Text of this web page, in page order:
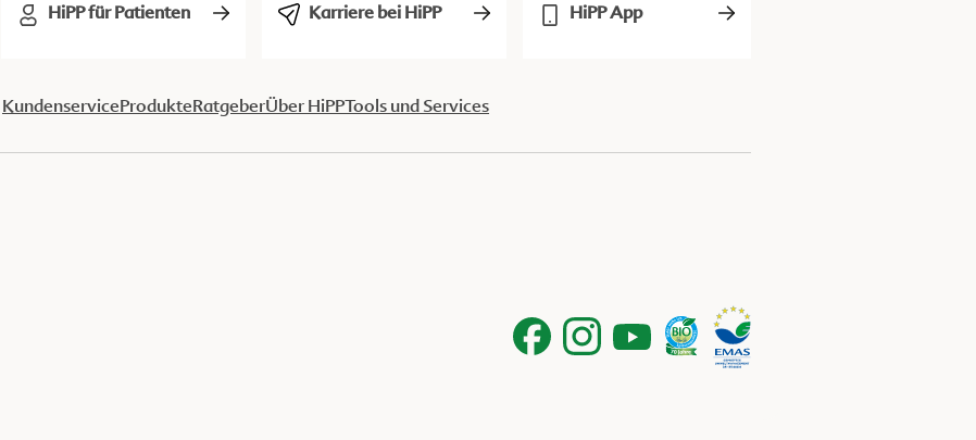
HiPP für Patienten Karriere bei HiPP HiPP App
KundenserviceProdukteRatgeberÜber HiPPTools und Services